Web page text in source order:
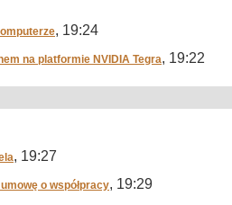
, 19:24
na platformie NVIDIA Tegra, 19:22
, 19:27
o współpracy, 19:29